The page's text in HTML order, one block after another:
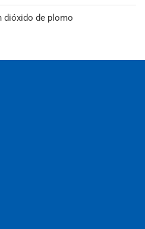
dióxido de plomo